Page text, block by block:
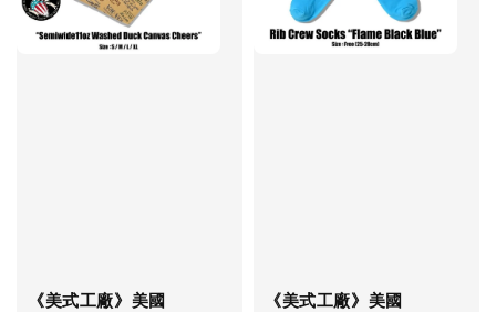
《美式工廠》美國
《美式工廠》美國